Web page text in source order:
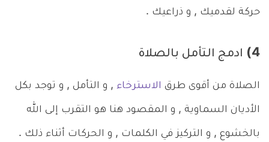
حركة لقدميك , و ذراعيك .
4) ادمج التأمل بالصلاة
الصلاة من أقوى طرق الاسترخاء , و التأمل , و توجد بكل
الأديان السماوية , و المقصود هنا هو التقرب إلى الله
بالخشوع , و التركيز في الكلمات , و الحركات أثناء ذلك .